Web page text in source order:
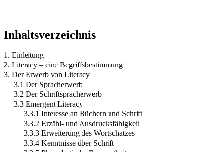
Inhaltsverzeichnis
1. Einleitung
2. Literacy – eine Begriffsbestimmung
3. Der Erwerb von Literacy
3.1 Der Spracherwerb
3.2 Der Schriftspracherwerb
3.3 Emergent Literacy
3.3.1 Interesse an Büchern und Schrift
3.3.2 Erzähl- und Ausdrucksfähigkeit
3.3.3 Erweiterung des Wortschatzes
3.3.4 Kenntnisse über Schrift